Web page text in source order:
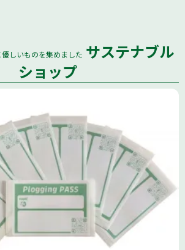
しいものを集めました サステナブル
ショップ